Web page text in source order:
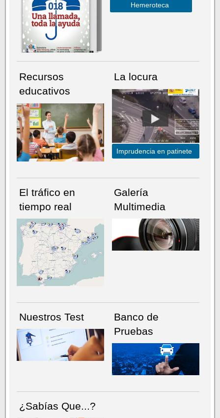
NÚMERO ACTUALHEMEROTECA
Hemeroteca
Recursos
educativos
La locura
Imprudencia en patinete
El tráfico en
tiempo real
Galería
Multimedia
Nuestros Test
Banco de
Pruebas
¿Sabías Que...?